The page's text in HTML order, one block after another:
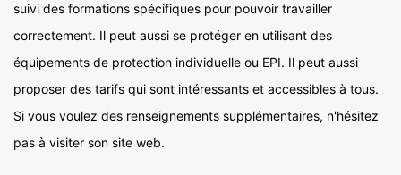
suivi des formations spécifiques pour pouvoir travailler
correctement. Il peut aussi se protéger en utilisant des
équipements de protection individuelle ou EPI. Il peut aussi
proposer des tarifs qui sont intéressants et accessibles à tous.
Si vous voulez des renseignements supplémentaires, n'hésitez
pas à visiter son site web.